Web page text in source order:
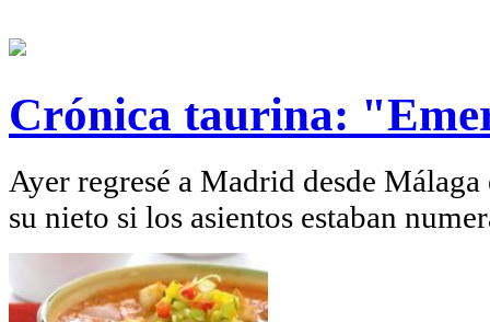
Crónica taurina:
Ayer regresé a Madrid desde
su nieto si los asientos estaban